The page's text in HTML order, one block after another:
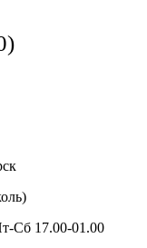
Сб 17.00-01.00